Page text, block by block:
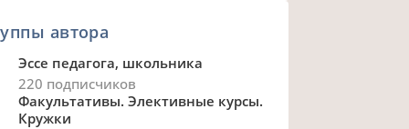
автора
Эссе педагога, школьника
220 подписчиков
Факультативы. Элективные курсы.
Кружки